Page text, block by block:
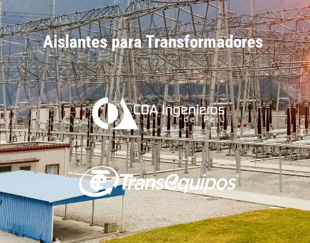
Aislantes para Transformadores